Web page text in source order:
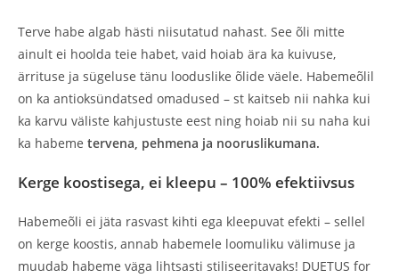
Terve habe algab hästi niisutatud nahast. See õli mitte
ainult ei hoolda teie habet, vaid hoiab ära ka kuivuse,
ärrituse ja sügeluse tänu looduslike õlide väele. Habemeõlil
on ka antioksündatsed omadused – st kaitseb nii nahka kui
ka karvu väliste kahjustuste eest ning hoiab nii su naha kui
ka habeme tervena, pehmena ja nooruslikumana.
Kerge koostisega, ei kleepu – 100% efektiivsus
Habemeõli ei jäta rasvast kihti ega kleepuvat efekti – sellel
on kerge koostis, annab habemele loomuliku välimuse ja
muudab habeme väga lihtsasti stiliseeritavaks! DUETUS for